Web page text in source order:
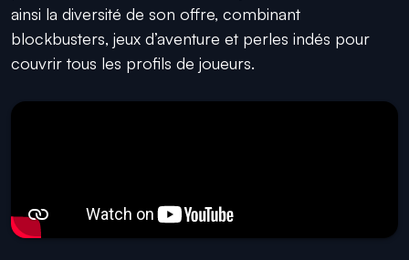
ainsi la diversité de son offre, combinant
blockbusters, jeux d’aventure et perles indés pour
couvrir tous les profils de joueurs.